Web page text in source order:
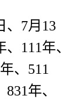
、7月13
111年、
、511
年、